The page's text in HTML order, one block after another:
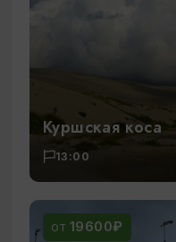
Куршская коса
13:00
ОТ 19600₽